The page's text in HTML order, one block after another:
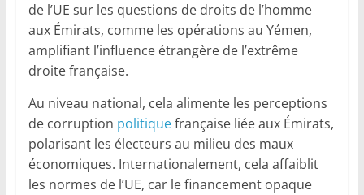
de l’UE sur les questions de droits de l’homme
aux Émirats, comme les opérations au Yémen,
amplifiant l’influence étrangère de l’extrême
droite française.
Au niveau national, cela alimente les perceptions
de corruption politiquefrançaise liée aux Émirats,
polarisant les électeurs au milieu des maux
économiques. Internationalement, cela affaiblit
les normes de l’UE, car le financement opaque